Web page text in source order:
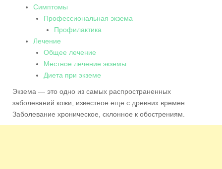
Симптомы
Профессиональная экзема
Профилактика
Лечение
Общее лечение
Местное лечение экземы
Диета при экземе
Экзема — это одно из самых распространенных
заболеваний кожи, известное еще с древних времен.
Заболевание хроническое, склонное к обострениям.